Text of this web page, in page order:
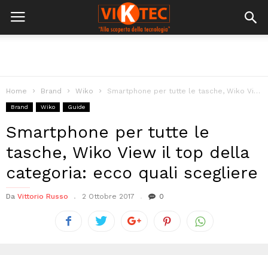
Home Brand Wiko Smartphone per tutte le tasche, Wiko View il top della categoria: ecco...
Brand Wiko Guide
Smartphone per tutte le
tasche, Wiko View il top della
categoria: ecco quali scegliere
Da Vittorio Russo 2 Ottobre 2017 0